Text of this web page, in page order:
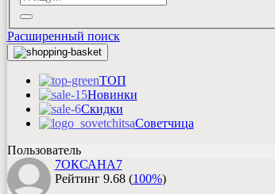
Расширенный поиск
ТОП
Новинки
Скидки
Советчица
Пользователь
7ОКСАНА7
Рейтинг 9.68 (100%)